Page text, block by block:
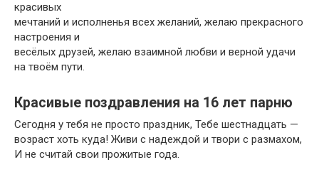
красивых
мечтаний и исполненья всех желаний, желаю прекрасного
настроения и
весёлых друзей, желаю взаимной любви и верной удачи
на твоём пути.
Красивые поздравления на 16 лет парню
Сегодня у тебя не просто праздник, Тебе шестнадцать —
возраст хоть куда! Живи с надеждой и твори с размахом,
И не считай свои прожитые года.